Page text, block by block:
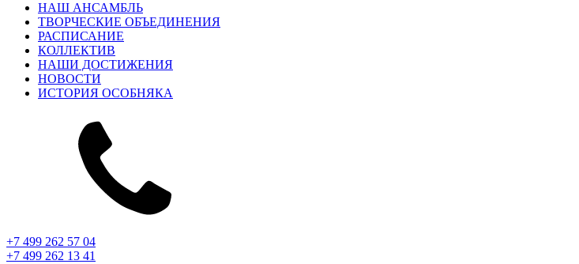
НАШ АНСАМБЛЬ
ТВОРЧЕСКИЕ ОБЪЕДИНЕНИЯ
РАСПИСАНИЕ
КОЛЛЕКТИВ
НАШИ ДОСТИЖЕНИЯ
НОВОСТИ
ИСТОРИЯ ОСОБНЯКА
+7 499 262 57 04
+7 499 262 13 41